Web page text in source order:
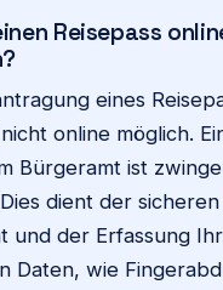
Reisepass
eines
online möglich.
Bürgeramt ist
dient der
und der Erfassung
Daten, wie